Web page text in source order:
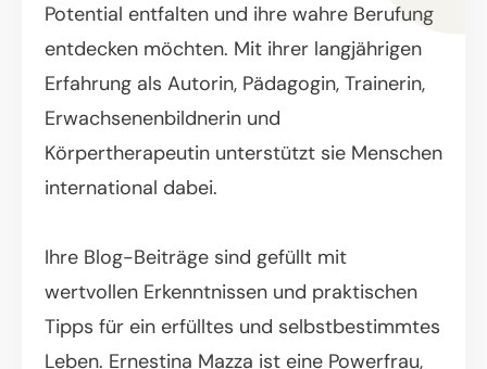
Potential entfalten und ihre wahre Berufung
entdecken möchten. Mit ihrer langjährigen
Erfahrung als Autorin, Pädagogin, Trainerin,
Erwachsenenbildnerin und
Körpertherapeutin unterstützt sie Menschen
international dabei.
Ihre Blog-Beiträge sind gefüllt mit
wertvollen Erkenntnissen und praktischen
Tipps für ein erfülltes und selbstbestimmtes
Leben. Ernestina Mazza ist eine Powerfrau,